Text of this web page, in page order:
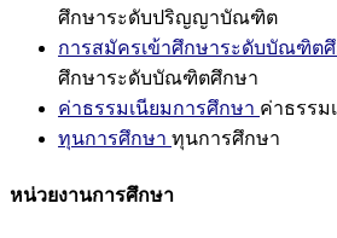
ศึกษาระดับปริญญาบัณฑิต
การสมัครเข้าศึกษาระดับบัณฑิต
ศึกษาระดับบัณฑิตศึกษา
ค่าธรรมเนียมการศึกษา ค่าธรรม
ทุนการศึกษา ทุนการศึกษา
หน่วยงานการศึกษา